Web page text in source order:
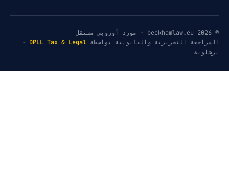
التحريرية والقانونية بواسطةDPLL Tax & Legal
·